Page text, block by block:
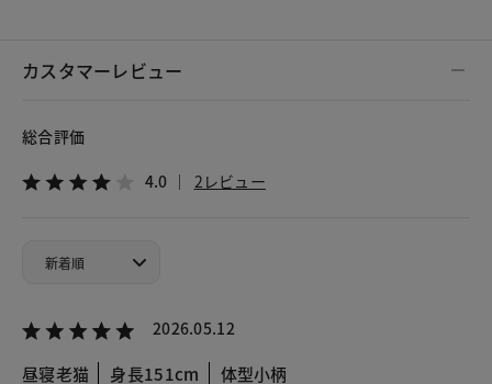
カスタマーレビュー
総合評価
4.0 2レビュー
2026.05.12
昼寝老猫 身長151cm 体型小柄